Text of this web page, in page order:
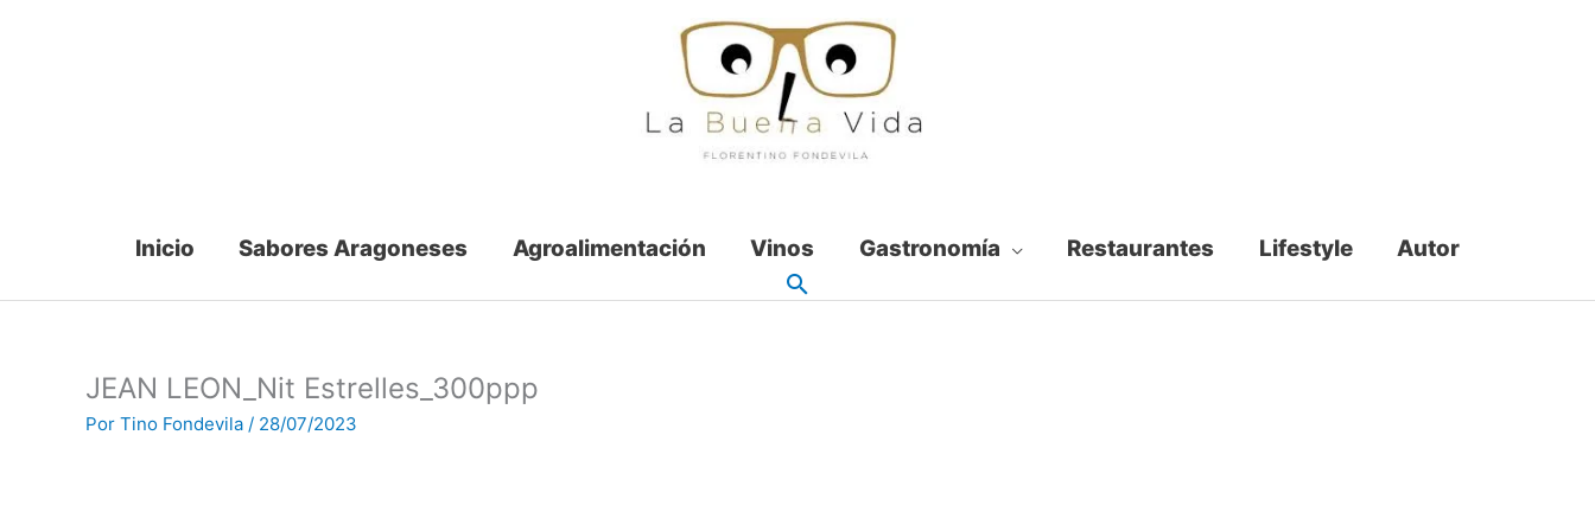
Inicio Sabores Aragoneses Agroalimentación Vinos Gastronomía Restaurantes Lifestyle Autor
JEAN LEON_Nit Estrelles_300ppp
Por Tino Fondevila / 28/07/2023